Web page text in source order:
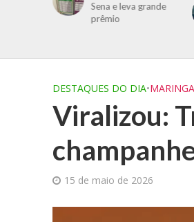
Sena e leva grande
prêmio
DESTAQUES DO DIA•MARINGA
Viralizou:
15 de maio de 2026